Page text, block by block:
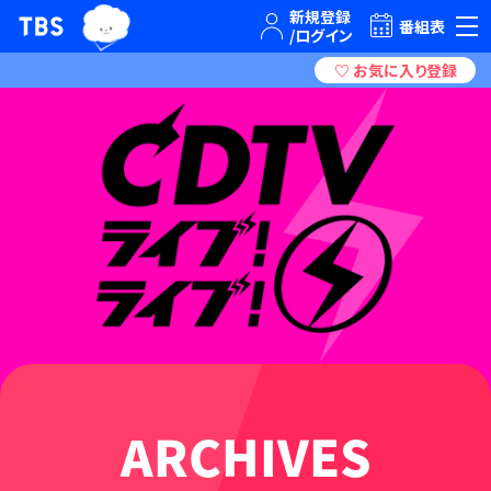
TBSテレビ｜ときめくときを。 番組表
ARCHIVES